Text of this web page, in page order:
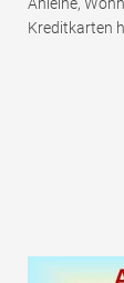
Kreditkarten